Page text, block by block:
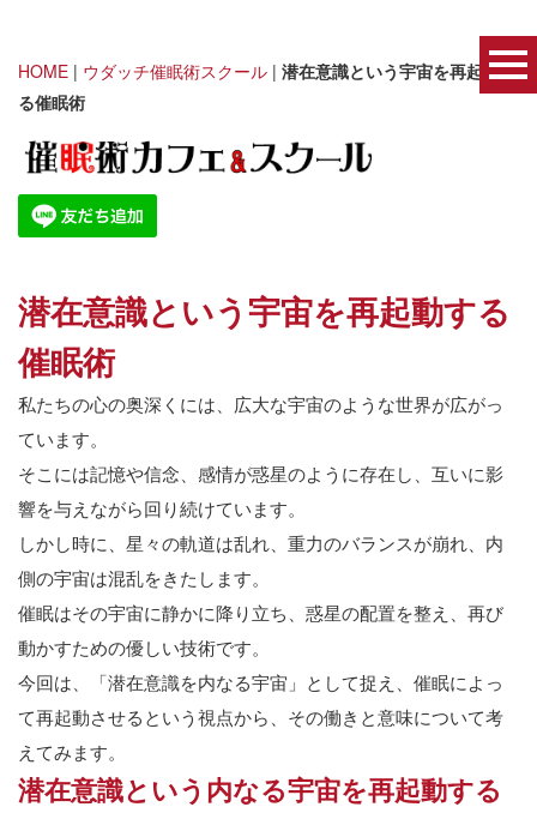
HOME | ウダッチ催眠術スクール | 潜在意識という宇宙を再起動す
る催眠術
潜在意識という宇宙を再起動する
催眠術
私たちの心の奥深くには、広大な宇宙のような世界が広がっ
ています。
そこには記憶や信念、感情が惑星のように存在し、互いに影
響を与えながら回り続けています。
しかし時に、星々の軌道は乱れ、重力のバランスが崩れ、内
側の宇宙は混乱をきたします。
催眠はその宇宙に静かに降り立ち、惑星の配置を整え、再び
動かすための優しい技術です。
今回は、「潜在意識を内なる宇宙」として捉え、催眠によっ
て再起動させるという視点から、その働きと意味について考
えてみます。
潜在意識という内なる宇宙を再起動する